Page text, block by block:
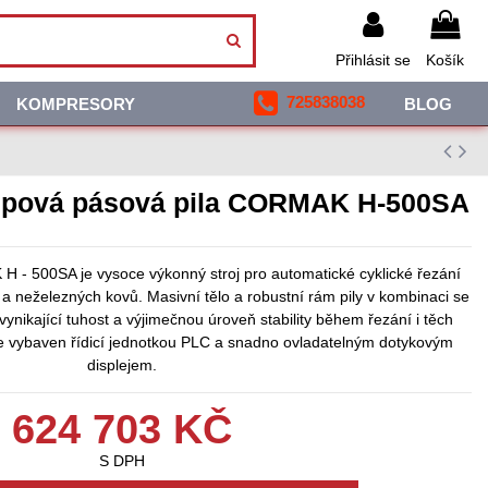
Přihlásit se Košík
KOMPRESORY BLOG
725838038
pásová pila CORMAK H-500SA
- 500SA je vysoce výkonný stroj pro automatické cyklické řezání
neželezných kovů. Masivní tělo a robustní rám pily v kombinaci se
tuhost a výjimečnou úroveň stability během řezání i těch
vybaven řídicí jednotkou PLC a snadno ovladatelným dotykovým
displejem.
624 703 KČ
S DPH